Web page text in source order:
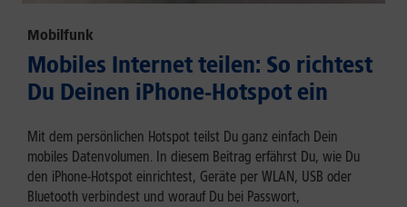
Mobilfunk
Mobiles Internet teilen: So richtest
Du Deinen iPhone-Hotspot ein
Mit dem persönlichen Hotspot teilst Du ganz einfach Dein
mobiles Datenvolumen. In diesem Beitrag erfährst Du, wie Du
den iPhone-Hotspot einrichtest, Geräte per WLAN, USB oder
Bluetooth verbindest und worauf Du bei Passwort,